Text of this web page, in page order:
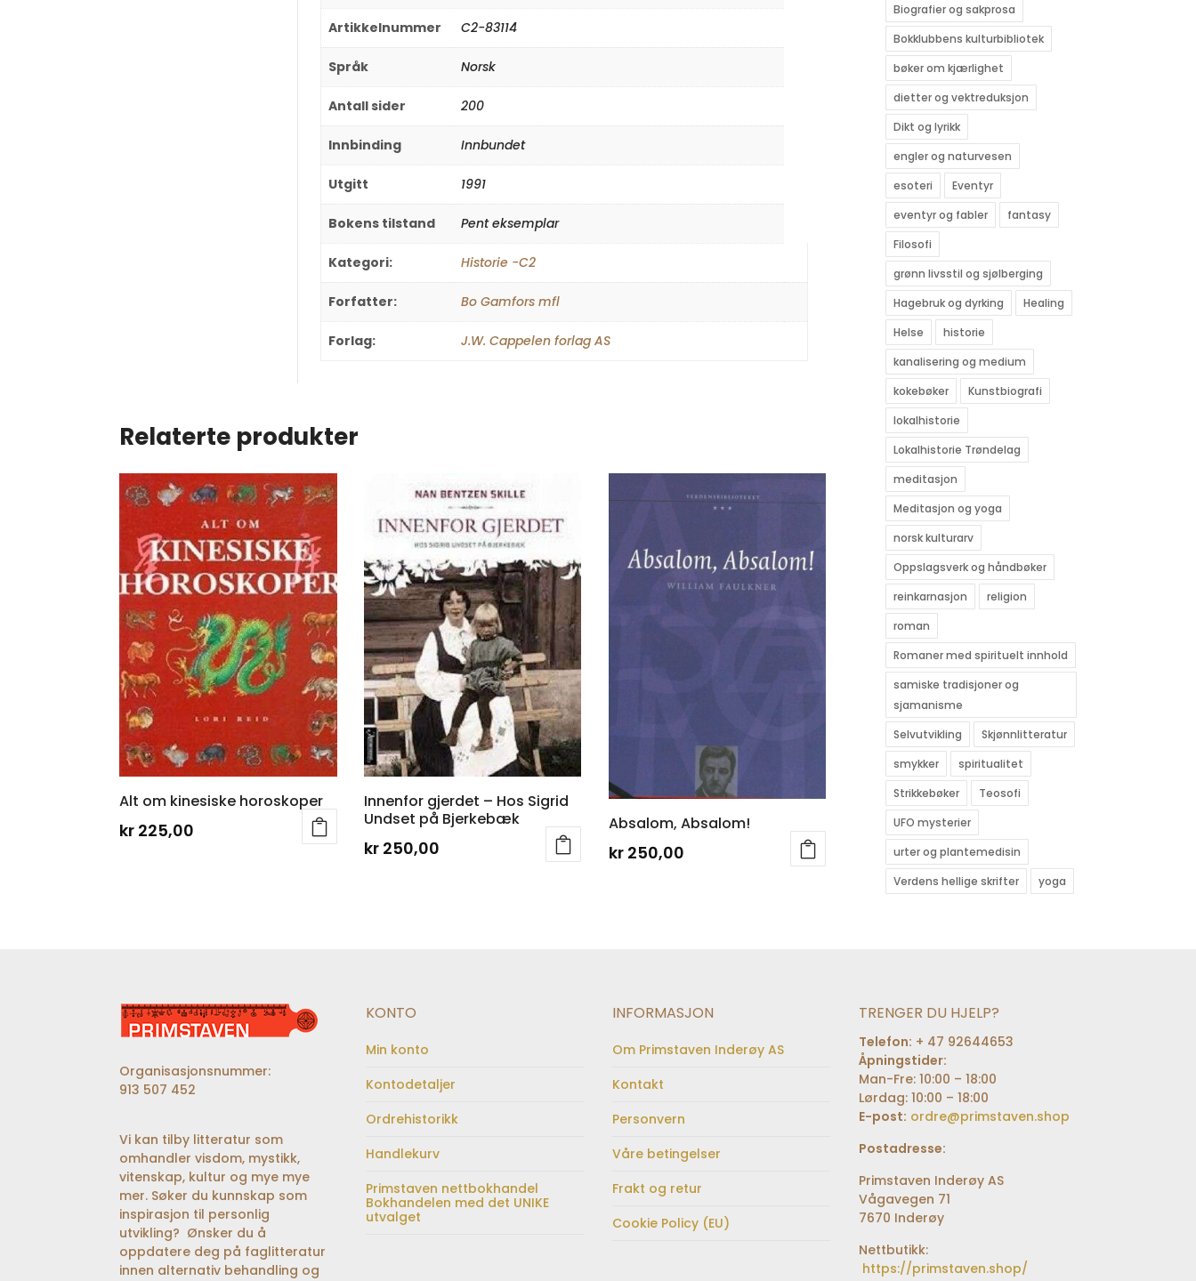
Artikkelnummer C2-83114
Språk Norsk
Antall sider 200
Innbinding Innbundet
Utgitt 1991
Bokens tilstand Pent eksemplar
Kategori: Historie -C2
Forfatter: Bo Gamfors mfl
Forlag: J.W. Cappelen forlag AS
Relaterte produkter
Alt om kinesiske horoskoper
kr 225,00
Innenfor gjerdet – Hos Sigrid
Undset på Bjerkebæk
kr 250,00
Absalom, Absalom!
kr250,00
Biografier og sakprosa
Bokklubbens kulturbibliotek
bøker om kjærlighet
dietter og vektreduksjon
Dikt og lyrikk
engler og naturvesen
esoteri
Eventyr
eventyr og fabler
fantasy
Filosofi
grønn livsstil og sjølberging
Hagebruk og dyrking
Healing
Helse
historie
kanalisering og medium
kokebøker
Kunstbiografi
lokalhistorie
Lokalhistorie Trøndelag
meditasjon
Meditasjon og yoga
norsk kulturarv
Oppslagsverk og håndbøker
reinkarnasjon
religion
roman
Romaner med spirituelt innhold
samiske tradisjoner og
sjamanisme
Selvutvikling
Skjønnlitteratur
smykker
spiritualitet
Strikkebøker
Teosofi
UFO mysterier
urter og plantemedisin
Verdens hellige skrifter
yoga
Organisasjonsnummer:
913 507 452
Vi kan tilby litteratur som
omhandler visdom, mystikk,
vitenskap, kultur og mye mye
mer. Søker du kunnskap som
inspirasjon til personlig
utvikling? Ønsker du å
oppdatere deg på faglitteratur
innen alternativ behandling og
KONTO
Min konto
Kontodetaljer
Ordrehistorikk
Handlekurv
Primstaven nettbokhandel
Bokhandelen med det UNIKE
utvalget
INFORMASJON
Om Primstaven Inderøy AS
Kontakt
Personvern
Våre betingelser
Frakt og retur
Cookie Policy (EU)
TRENGER DU HJELP?
Telefon: + 47 92644653
Åpningstider:
Man-Fre: 10:00 – 18:00
Lørdag: 10:00 – 18:00
E-post: ordre@primstaven.shop
Postadresse:
Primstaven Inderøy AS
Vågavegen 71
7670 Inderøy
Nettbutikk:
https://primstaven.shop/